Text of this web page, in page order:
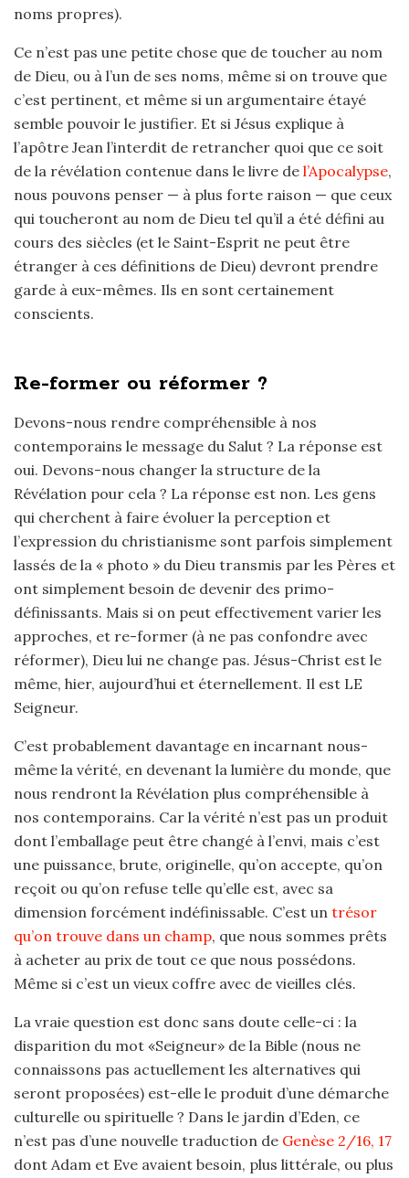
noms propres).
Ce n’est pas une petite chose que de toucher au nom
de Dieu, ou à l’un de ses noms, même si on trouve que
c’est pertinent, et même si un argumentaire étayé
semble pouvoir le justifier. Et si Jésus explique à
l’apôtre Jean l’interdit de retrancher quoi que ce soit
de la révélation contenue dans le livre de l’Apocalypse,
nous pouvons penser — à plus forte raison — que ceux
qui toucheront au nom de Dieu tel qu’il a été défini au
cours des siècles (et le Saint-Esprit ne peut être
étranger à ces définitions de Dieu) devront prendre
garde à eux-mêmes. Ils en sont certainement
conscients.
Re-former ou réformer ?
Devons-nous rendre compréhensible à nos
contemporains le message du Salut ? La réponse est
oui. Devons-nous changer la structure de la
Révélation pour cela ? La réponse est non. Les gens
qui cherchent à faire évoluer la perception et
l’expression du christianisme sont parfois simplement
lassés de la « photo » du Dieu transmis par les Pères et
ont simplement besoin de devenir des primo-
définissants. Mais si on peut effectivement varier les
approches, et re-former (à ne pas confondre avec
réformer), Dieu lui ne change pas. Jésus-Christ est le
même, hier, aujourd’hui et éternellement. Il est LE
Seigneur.
C’est probablement davantage en incarnant nous-
même la vérité, en devenant la lumière du monde, que
nous rendront la Révélation plus compréhensible à
nos contemporains. Car la vérité n’est pas un produit
dont l’emballage peut être changé à l’envi, mais c’est
une puissance, brute, originelle, qu’on accepte, qu’on
reçoit ou qu’on refuse telle qu’elle est, avec sa
dimension forcément indéfinissable. C’est un trésor
qu’on trouve dans un champ, que nous sommes prêts
à acheter au prix de tout ce que nous possédons.
Même si c’est un vieux coffre avec de vieilles clés.
La vraie question est donc sans doute celle-ci : la
disparition du mot «Seigneur» de la Bible (nous ne
connaissons pas actuellement les alternatives qui
seront proposées) est-elle le produit d’une démarche
culturelle ou spirituelle ? Dans le jardin d’Eden, ce
n’est pas d’une nouvelle traduction de Genèse 2/16, 17
dont Adam et Eve avaient besoin, plus littérale, ou plus